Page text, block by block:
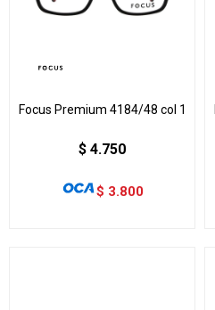
Focus Premium 4184/48 col 1
$ 4.750
$ 3.800